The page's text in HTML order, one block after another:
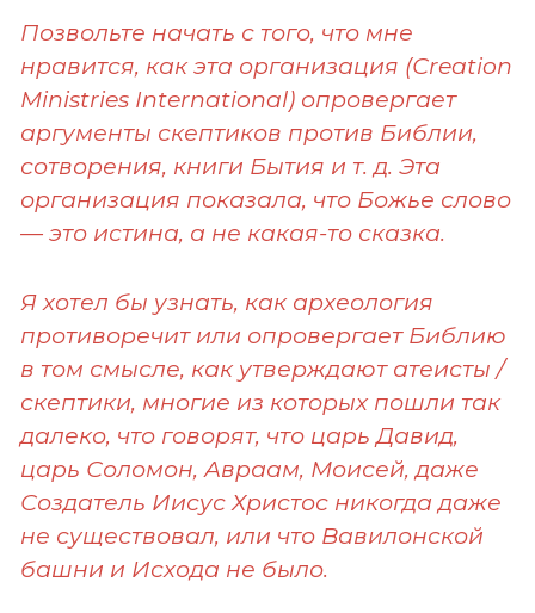
Позвольте начать с того, что мне
нравится, как эта организация (Сreation
Ministries International) опровергает
аргументы скептиков против Библии,
сотворения, книги Бытия и т. д. Эта
организация показала, что Божье слово
— это истина, а не какая-то сказка.
Я хотел бы узнать, как археология
противоречит или опровергает Библию
в том смысле, как утверждают атеисты /
скептики, многие из которых пошли так
далеко, что говорят, что царь Давид,
царь Соломон, Авраам, Моисей, даже
Создатель Иисус Христос никогда даже
не существовал, или что Вавилонской
башни и Исхода не было.